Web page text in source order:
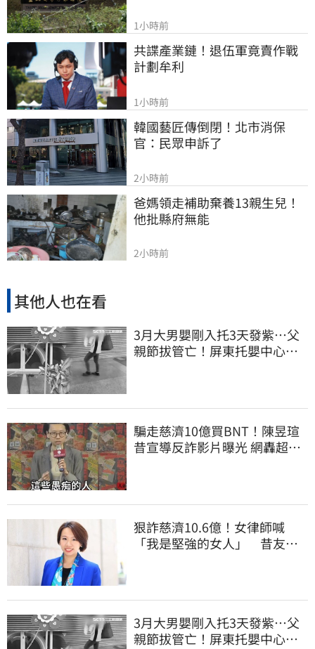
1小時前
共諜產業鏈！退伍軍竟賣作戰
計劃牟利
1小時前
韓國藝匠傳倒閉！北市消保
官：民眾申訴了
2小時前
爸媽領走補助棄養13親生兒！
他批縣府無能
2小時前
其他人也在看
3月大男嬰剛入托3天發紫…父
親節拔管亡！屏東托嬰中心回9
騙走慈濟10億買BNT！陳昱瑄
昔宣導反詐影片曝光 網轟超級
狠詐慈濟10.6億！女律師喊
「我是堅強的女人」 昔友人
3月大男嬰剛入托3天發紫…父
親節拔管亡！屏東托嬰中心回9